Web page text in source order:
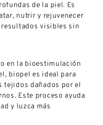
de la piel. Es
nutrir y rejuvenecer
visibles sin
en la bioestimulación
biopel es ideal para
tejidos dañados por el
Este proceso ayuda
y luzca más